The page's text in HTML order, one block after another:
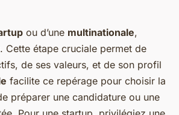
ou d’une multinationale,
. Cette étape cruciale permet de
de ses valeurs, et de son profil
facilite ce repérage pour choisir la
préparer une candidature ou une